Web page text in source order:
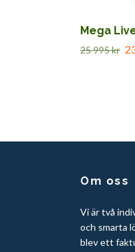
Mega
25 995 kr
Om oss
Vi är två
och smarta
blev ett